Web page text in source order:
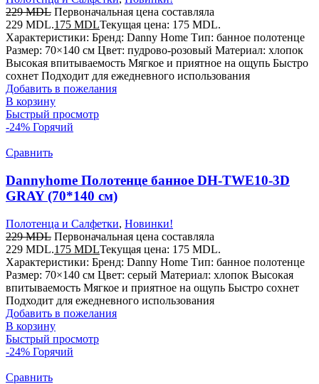
229MDL Первоначальная цена составляла
229 MDL.175 MDLТекущая цена: 175 MDL.
Характеристики: Бренд: Danny Home Тип: банное полотенце
Размер: 70×140 см Цвет: пудрово-розовый Материал: хлопок
Высокая впитываемость Мягкое и приятное на ощупь Быстро
сохнет Подходит для ежедневного использования
Добавить в пожелания
В корзину
Быстрый просмотр
-24% Горячий
Сравнить
Dannyhome Полотенце банное DH-TWE10-3D
GRAY (70*140 см)
Полотенца и Салфетки, Новинки!
229MDL Первоначальная цена составляла
229 MDL.175 MDLТекущая цена: 175 MDL.
Характеристики: Бренд: Danny Home Тип: банное полотенце
Размер: 70×140 см Цвет: серый Материал: хлопок Высокая
впитываемость Мягкое и приятное на ощупь Быстро сохнет
Подходит для ежедневного использования
Добавить в пожелания
В корзину
Быстрый просмотр
-24% Горячий
Сравнить